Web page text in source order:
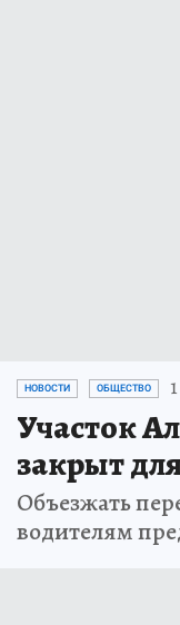
НОВОСТИ ОБЩЕСТВО
Участок
закрыт
Объезжать
водителям